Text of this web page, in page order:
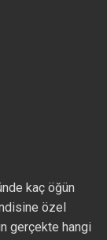
kaç öğün
özel
gerçekte hangi